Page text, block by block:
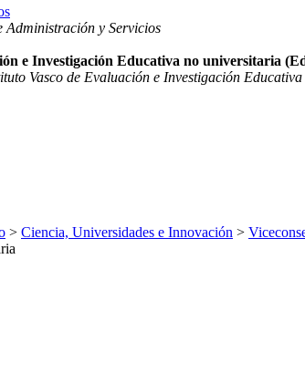
Administración y Servicios
e Investigación Educativa no universitaria
Vasco de Evaluación e Investigación
> Ciencia, Universidades e Innovación >